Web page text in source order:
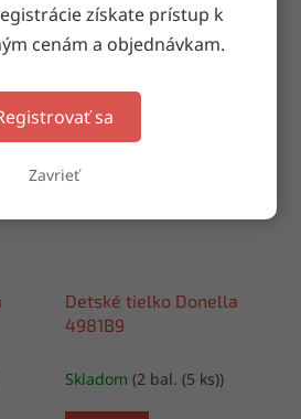
získate prístup k
cenám a objednávkam.
sa
Zavrieť
Detské tielko Donella
4981B9
Skladom (2 bal. (5 ks))